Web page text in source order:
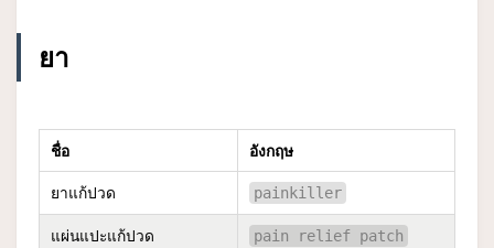
ยา
ชื่อ อังกฤษ
ยาแก้ปวด painkiller
แผ่นแปะแก้ปวด pain relief patch